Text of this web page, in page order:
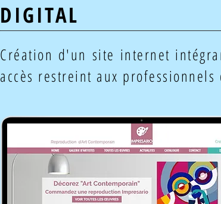
DIGITAL
Création d'un site internet
accès restreint aux